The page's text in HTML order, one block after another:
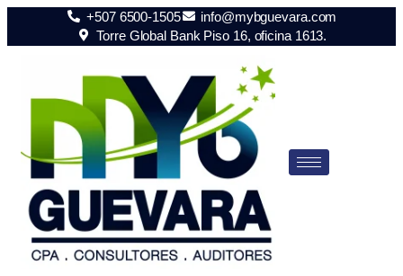
+507 6500-1505
info@mybguevara.com
Torre Global Bank Piso 16, oficina 1613.